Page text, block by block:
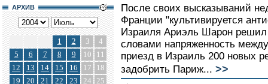
АРХИВ
1 2 3
4
5
6 7 8 9 10
11
12
13 14 15 16 17
18
19
20 21 22 23 24 25
После своих высказываний
Франции "культивируется
Израиля Ариэль Шарон решил
словами напряженность
приезд в Израиль 200 новых
задобрить Париж... >>